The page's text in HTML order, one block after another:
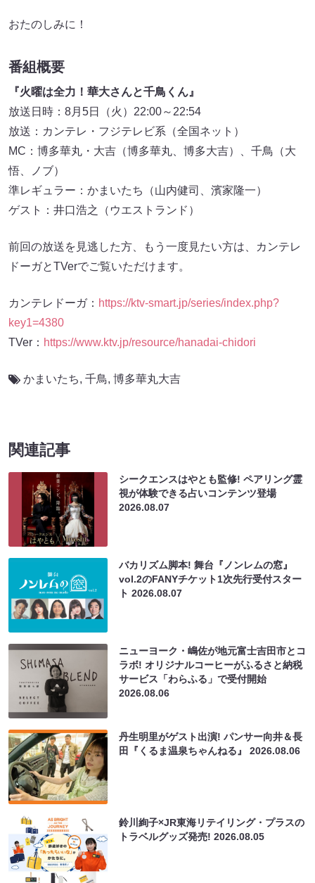
おたのしみに！
番組概要
『火曜は全力！華大さんと千鳥くん』
放送日時：8月5日（火）22:00～22:54
放送：カンテレ・フジテレビ系（全国ネット）
MC：博多華丸・大吉（博多華丸、博多大吉）、千鳥（大
悟、ノブ）
準レギュラー：かまいたち（山内健司、濱家隆一）
ゲスト：井口浩之（ウエストランド）
前回の放送を見逃した方、もう一度見たい方は、カンテレ
ドーガとTVerでご覧いただけます。
カンテレドーガ： https://ktv-smart.jp/series/index.php?
key1=4380
TVer： https://www.ktv.jp/resource/hanadai-chidori
かまいたち, 千鳥, 博多華丸大吉
関連記事
シークエンスはやとも監修! ペアリング霊
視が体験できる占いコンテンツ登場
2026.08.07
バカリズム脚本! 舞台『ノンレムの窓』
vol.2のFANYチケット1次先行受付スター
ト2026.08.07
ニューヨーク・嶋佐が地元富士吉田市とコ
ラボ! オリジナルコーヒーがふるさと納税
サービス「わらふる」で受付開始
2026.08.06
丹生明里がゲスト出演! パンサー向井＆長
田『くるま温泉ちゃんねる』2026.08.06
鈴川絢子×JR東海リテイリング・プラスの
トラベルグッズ発売!2026.08.05